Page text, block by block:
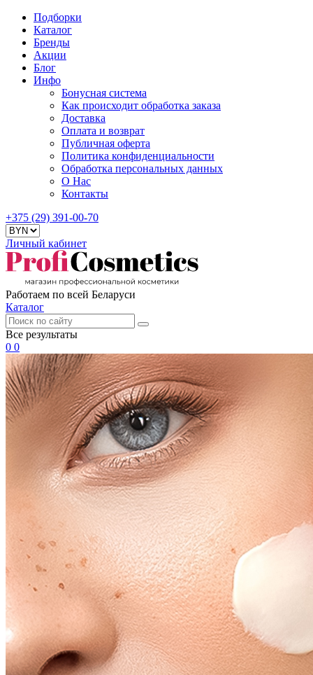
Подборки
Каталог
Бренды
Акции
Блог
Инфо
Бонусная система
Как происходит обработка заказа
Доставка
Оплата и возврат
Публичная оферта
Политика конфиденциальности
Обработка персональных данных
О Нас
Контакты
+375 (29) 391-00-70
Личный кабинет
Работаем по всей Беларуси
Каталог
Все результаты
0 0